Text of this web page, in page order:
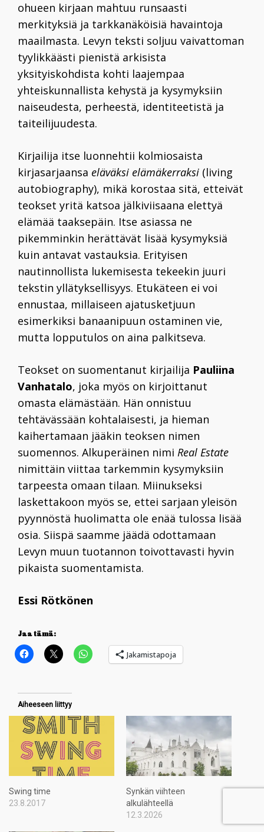
ohueen kirjaan mahtuu runsaasti
merkityksiä ja tarkkanäköisiä havaintoja
maailmasta. Levyn teksti soljuu vaivattoman
tyylikkäästi pienistä arkisista
yksityiskohdista kohti laajempaa
yhteiskunnallista kehystä ja kysymyksiin
naiseudesta, perheestä, identiteetistä ja
taiteilijuudesta.
Kirjailija itse luonnehtii kolmiosaista
kirjasarjaansa eläväksi elämäkerraksi (living
autobiography), mikä korostaa sitä, etteivät
teokset yritä katsoa jälkiviisaana elettyä
elämää taaksepäin. Itse asiassa ne
pikemminkin herättävät lisää kysymyksiä
kuin antavat vastauksia. Erityisen
nautinnollista lukemisesta tekeekin juuri
tekstin yllätyksellisyys. Etukäteen ei voi
ennustaa, millaiseen ajatusketjuun
esimerkiksi banaanipuun ostaminen vie,
mutta lopputulos on aina palkitseva.
Teokset on suomentanut kirjailija Pauliina
Vanhatalo, joka myös on kirjoittanut
omasta elämästään. Hän onnistuu
tehtävässään kohtalaisesti, ja hieman
kaihertamaan jääkin teoksen nimen
suomennos. Alkuperäinen nimi Real Estate
nimittäin viittaa tarkemmin kysymyksiin
tarpeesta omaan tilaan. Miinukseksi
laskettakoon myös se, ettei sarjaan yleisön
pyynnöstä huolimatta ole enää tulossa lisää
osia. Siispä saamme jäädä odottamaan
Levyn muun tuotannon toivottavasti hyvin
pikaista suomentamista.
Essi Rötkönen
Jaa tämä:
Jakamistapoja
Aiheeseen liittyy
Swing time
23.8.2017
Synkän viihteen
alkulähteellä
12.3.2026